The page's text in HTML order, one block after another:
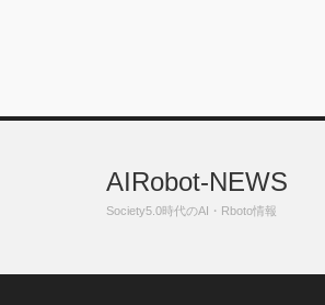
AIRobot-NEWS
Society5.0時代のAI・Rboto情報